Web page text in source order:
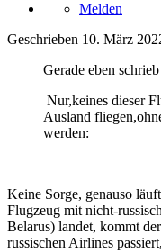
Melden
Geschrieben 10. März
Gerade eben
Nur,keines dieser
Ausland
werden:
Keine Sorge, genauso
Flugzeug mit nicht-
Belarus) landet, kommt
russischen Airlines passiert,